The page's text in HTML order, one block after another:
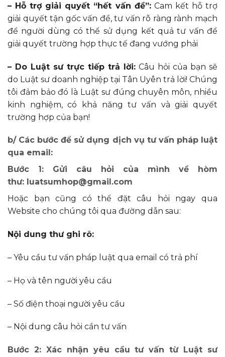
– Hỗ trợ giải quyết “hết vấn đề”:Cam kết hỗ trợ
giải quyết tận gốc vấn đề, tư vấn rõ ràng rành mạch
để người dùng có thể sử dụng kết quả tư vấn để
giải quyết trường hợp thực tế đang vướng phải
– Do Luật sư trực tiếp trả lời: Câu hỏi của bạn sẽ
do Luật sư doanh nghiệp tại Tân Uyên trả lời! Chúng
tôi đảm bảo đó là Luật sư đúng chuyên môn, nhiều
kinh nghiệm, có khả năng tư vấn và giải quyết
trường hợp của bạn!
b/ Các bước để sử dụng dịch vụ tư vấn pháp luật
qua email:
Bước 1: Gửi câu hỏi của mình về hòm
thư: luatsumhop@gmail.com
Hoặc bạn cũng có thể đặt câu hỏi ngay qua
Website cho chúng tôi qua đường dẫn sau:
Nội dung thư ghi rõ:
– Yêu cầu tư vấn pháp luật qua email có trả phí
– Họ và tên người yêu cầu
– Số điện thoại người yêu cầu
– Nội dung câu hỏi cần tư vấn
Bước 2: Xác nhận yêu cầu tư vấn từ Luật sư